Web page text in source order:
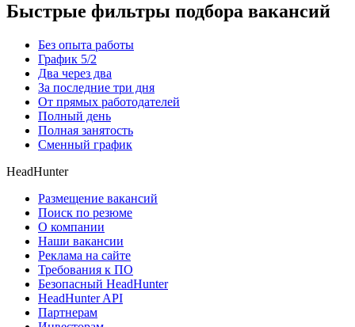
Быстрые фильтры подбора вакансий
Без опыта работы
График 5/2
Два через два
За последние три дня
От прямых работодателей
Полный день
Полная занятость
Сменный график
HeadHunter
Размещение вакансий
Поиск по резюме
О компании
Наши вакансии
Реклама на сайте
Требования к ПО
Безопасный HeadHunter
HeadHunter API
Партнерам